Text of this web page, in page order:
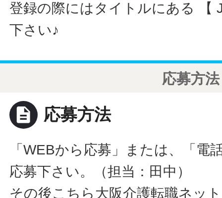
登録の際にはタイトルにある 【
下さい♪
応募方法
description 応募方法
「WEBから応募」または、「電
応募下さい。（担当：田中）
その後こちら大阪介護転職ネッ